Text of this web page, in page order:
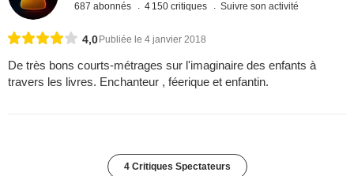
687 abonnés 4 150 critiques Suivre son activité
4,0 Publiée le 4 janvier 2018
De très bons courts-métrages sur l'imaginaire des enfants à
travers les livres. Enchanteur , féerique et enfantin.
4 Critiques Spectateurs